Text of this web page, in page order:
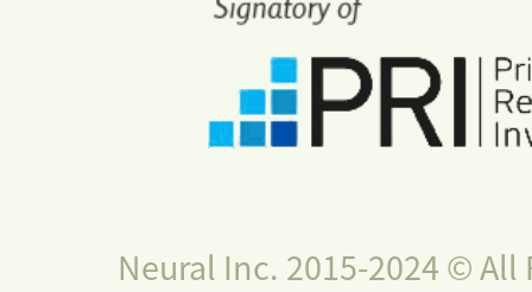
Neural Inc. 2015-2024 © All